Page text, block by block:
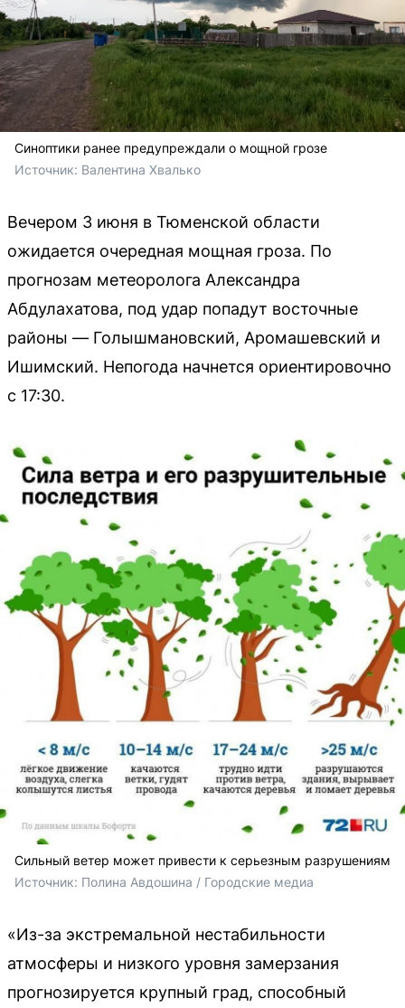
Синоптики ранее предупреждали о мощной грозе
Источник: Валентина Хвалько
Вечером 3 июня в Тюменской области
ожидается очередная мощная гроза. По
прогнозам метеоролога Александра
Абдулахатова, под удар попадут восточные
районы — Голышмановский, Аромашевский и
Ишимский. Непогода начнется ориентировочно
с 17:30.
Сильный ветер может привести к серьезным разрушениям
Источник: Полина Авдошина / Городские медиа
«Из-за экстремальной нестабильности
атмосферы и низкого уровня замерзания
прогнозируется крупный град, способный